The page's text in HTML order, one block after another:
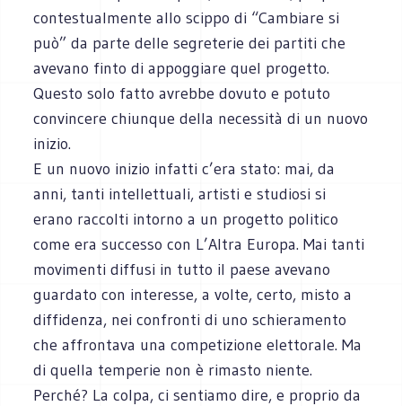
contestualmente allo scippo di “Cambiare si
può” da parte delle segreterie dei partiti che
avevano finto di appoggiare quel progetto.
Questo solo fatto avrebbe dovuto e potuto
convincere chiunque della necessità di un nuovo
inizio.
E un nuovo inizio infatti c’era stato: mai, da
anni, tanti intellettuali, artisti e studiosi si
erano raccolti intorno a un progetto politico
come era successo con L’Altra Europa. Mai tanti
movimenti diffusi in tutto il paese avevano
guardato con interesse, a volte, certo, misto a
diffidenza, nei confronti di uno schieramento
che affrontava una competizione elettorale. Ma
di quella temperie non è rimasto niente.
Perché? La colpa, ci sentiamo dire, e proprio da